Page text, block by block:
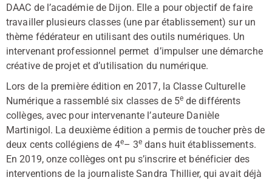
DAAC de l’académie de Dijon. Elle a pour objectif de faire
travailler plusieurs classes (une par établissement) sur un
thème fédérateur en utilisant des outils numériques. Un
intervenant professionnel permet d’impulser une démarche
créative de projet et d’utilisation du numérique.
Lors de la première édition en 2017, la Classe Culturelle
Numérique a rassemblé six classes de 5ede différents
collèges, avec pour intervenante l’auteure Danièle
Martinigol. La deuxième édition a permis de toucher près de
deux cents collégiens de 4e– 3e dans huit établissements.
En 2019, onze collèges ont pu s’inscrire et bénéficier des
interventions de la journaliste Sandra Thillier, qui avait déjà